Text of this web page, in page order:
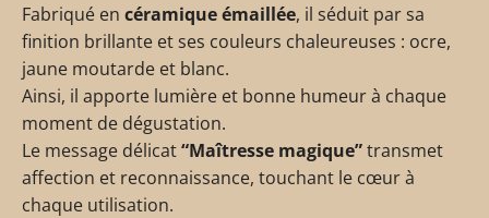
Fabriqué en céramique émaillée, il séduit par sa
finition brillante et ses couleurs chaleureuses : ocre,
jaune moutarde et blanc.
Ainsi, il apporte lumière et bonne humeur à chaque
moment de dégustation.
Le message délicat“Maîtresse magique”transmet
affection et reconnaissance, touchant le cœur à
chaque utilisation.